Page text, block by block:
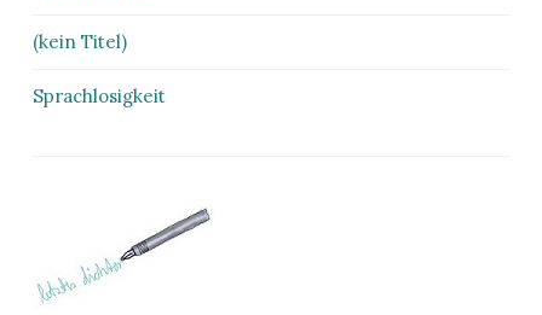
(kein Titel)
Sprachlosigkeit